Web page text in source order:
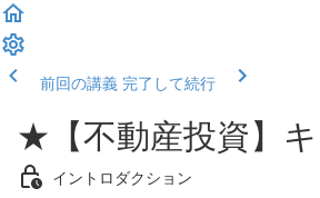
前回の講義 完了して続行
★【不動産投資】
イントロダクション